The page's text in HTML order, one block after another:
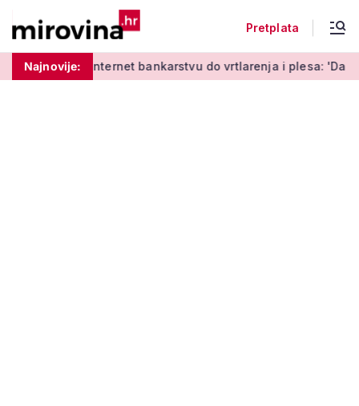
Pretplata
Najnovije:
o internet bankarstvu do vrtlarenja i plesa: 'Da starije